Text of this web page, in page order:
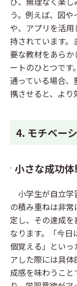
う。例えば、図
や、アプリを活
持されています
要な教材をあら
ートのひとつです
通っている場合
携させると、より
4. モチベー
小さな成功
小学生が自立学
の積み重ねは非
定し、その達成
なります。「今
個覚える」とい
アした際には具
成感を味わうこ